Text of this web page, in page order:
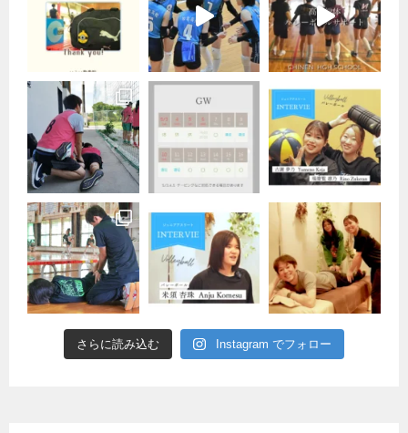
さらに読み込む Instagram でフォロー